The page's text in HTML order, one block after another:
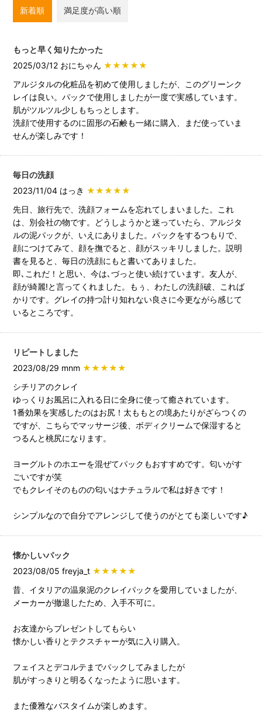
新着順 満足度が高い順
もっと早く知りたかった
2025/03/12 おにちゃん ★★★★★
アルジタルの化粧品を初めて使用しましたが、このグリーンク
レイは良い。パックで使用しましたが一度で実感しています。
肌がツルツル少しもちっとします。
洗顔で使用するのに固形の石鹸も一緒に購入、まだ使っていま
せんが楽しみです！
毎日の洗顔
2023/11/04 はっき ★★★★★
先日、旅行先で、洗顔フォームを忘れてしまいました。これ
は、別会社の物です。どうしようかと迷っていたら、アルジタ
ルの泥パックが、いえにありました。パックをするつもりで、
顔につけてみて、顔を撫でると、顔がスッキリしました。説明
書を見ると、毎日の洗顔にもと書いてありました。
即､これだ！と思い、今は､づっと使い続けています。友人が、
顔が綺麗!と言ってくれました。もぅ、わたしの洗顔破、これば
かりです。グレイの持つ計り知れない良さに今更ながら感じて
いるところです。
リピートしました
2023/08/29 mnm ★★★★★
シチリアのクレイ
ゆっくりお風呂に入れる日に全身に使って癒されています。
1番効果を実感したのはお尻！太ももとの境あたりがざらつくの
ですが、こちらでマッサージ後、ボディクリームで保湿すると
つるんと桃尻になります。
ヨーグルトのホエーを混ぜてパックもおすすめです。匂いがす
ごいですが笑
でもクレイそのものの匂いはナチュラルで私は好きです！
シンプルなので自分でアレンジして使うのがとても楽しいです♪
懐かしいパック
2023/08/05 freyja_t ★★★★★
昔、イタリアの温泉泥のクレイパックを愛用していましたが、
メーカーが撤退したため、入手不可に。
お友達からプレゼントしてもらい
懐かしい香りとテクスチャーが気に入り購入。
フェイスとデコルテまでパックしてみましたが
肌がすっきりと明るくなったように思います。
また優雅なバスタイムが楽しめます。